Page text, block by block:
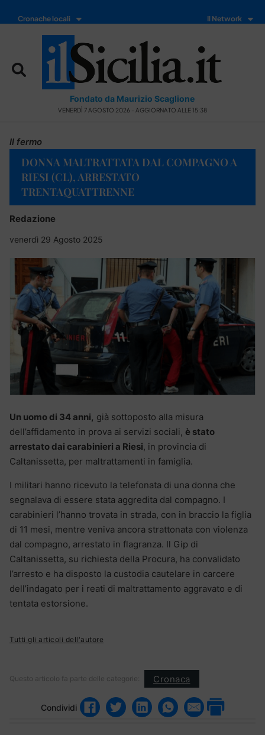
Cronache locali Il Network
Fondato da Maurizio Scaglione
VENERDÌ 7 AGOSTO 2026 - AGGIORNATO ALLE 15:38
Il fermo
DONNA MALTRATTATA DAL COMPAGNO A
RIESI (CL), ARRESTATO
TRENTAQUATTRENNE
Redazione
venerdì 29 Agosto 2025
Un uomo di 34 anni, già sottoposto alla misura
dell’affidamento in prova ai servizi sociali, è stato
arrestato dai carabinieri a Riesi, in provincia di
Caltanissetta, per maltrattamenti in famiglia.
I militari hanno ricevuto la telefonata di una donna che
segnalava di essere stata aggredita dal compagno. I
carabinieri l’hanno trovata in strada, con in braccio la figlia
di 11 mesi, mentre veniva ancora strattonata con violenza
dal compagno, arrestato in flagranza. Il Gip di
Caltanissetta, su richiesta della Procura, ha convalidato
l’arresto e ha disposto la custodia cautelare in carcere
dell’indagato per i reati di maltrattamento aggravato e di
tentata estorsione.
Tutti gli articoli dell'autore
Questo articolo fa parte delle categorie: Cronaca
Condividi